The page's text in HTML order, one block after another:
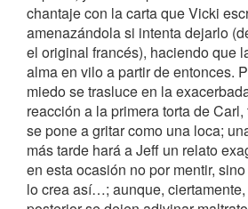
chantaje con la carta que Vicki
amenazándola si intenta dejarlo
el original francés), haciendo que
alma en vilo a partir de entonces.
miedo se trasluce en la
reacción a la primera torta de
se pone a gritar como una loca;
más tarde hará a Jeff un relato
en esta ocasión no por mentir,
lo crea así…; aunque,